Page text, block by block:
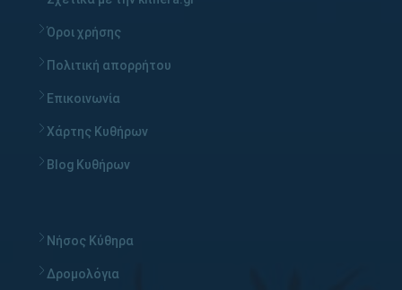
Όροι χρήσης
Πολιτική απορρήτου
Επικοινωνία
Χάρτης Κυθήρων
Blog Κυθήρων
Νήσος Κύθηρα
Δρομολόγια